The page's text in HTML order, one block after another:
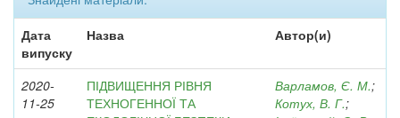
Дата
випуску
Назва Автор(и)
2020-
11-25
ПІДВИЩЕННЯ РІВНЯ
ТЕХНОГЕННОЇ ТА
Варламов, Є. М.;
Котух, В. Г.;